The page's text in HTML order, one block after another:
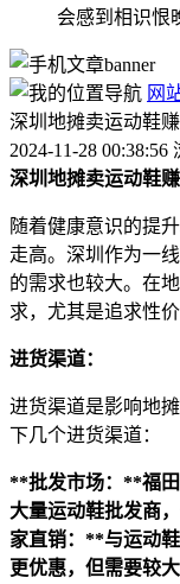
会感到相识恨
网
深圳地摊卖运动鞋
2024-11-28
深圳地摊卖运动鞋赚
随着健康意识的提
走高。深圳作为一
的需求也较大。在
求，尤其是追求性
进货渠道：
进货渠道是影响地
下几个进货渠道：
**批发市场：**福
大量运动鞋批发商
家直销：**与运动
更优惠，但需要较大